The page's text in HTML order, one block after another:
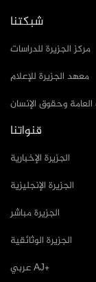
شبكتنا
مركز الجزيرة للدراسات
معهد الجزيرة للإعلام
العامة وحقوق الإنسان
قنواتنا
الجزيرة الإخبارية
الجزيرة الإنجليزية
الجزيرة مباشر
الجزيرة الوثائقية
عربي AJ+